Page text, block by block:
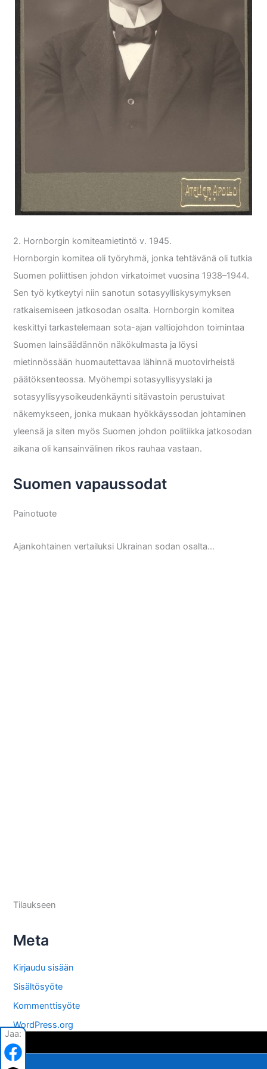
2. Hornborgin komiteamietintö v. 1945.
Hornborgin komitea oli työryhmä, jonka tehtävänä oli tutkia
Suomen poliittisen johdon virkatoimet vuosina 1938–1944.
Sen työ kytkeytyi niin sanotun sotasyylliskysymyksen
ratkaisemiseen jatkosodan osalta. Hornborgin komitea
keskittyi tarkastelemaan sota-ajan valtiojohdon toimintaa
Suomen lainsäädännön näkökulmasta ja löysi
mietinnössään huomautettavaa lähinnä muotovirheistä
päätöksenteossa. Myöhempi sotasyyllisyyslaki ja
sotasyyllisyysoikeudenkäynti sitävastoin perustuivat
näkemykseen, jonka mukaan hyökkäyssodan johtaminen
yleensä ja siten myös Suomen johdon politiikka jatkosodan
aikana oli kansainvälinen rikos rauhaa vastaan.
Suomen vapaussodat
Painotuote
Ajankohtainen vertailuksi Ukrainan sodan osalta…
Tilaukseen
Meta
Kirjaudu sisään
Sisältösyöte
Kommenttisyöte
WordPress.org
Jaa: